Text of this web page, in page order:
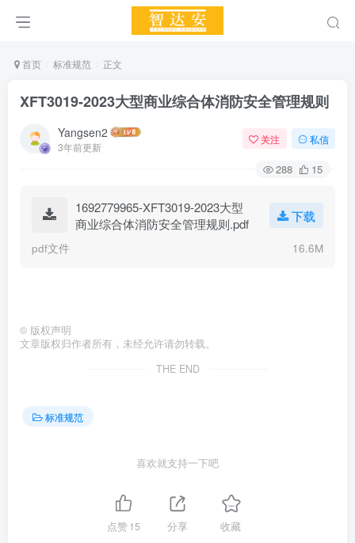
首页 标准规范 正文
XFT3019-2023大型商业综合体消防安全管理规则
Yangsen2
3年前更新
关注 私信
288 15
1692779965-XFT3019-2023大型
商业综合体消防安全管理规则.pdf
下载
pdf文件 16.6M
© 版权声明
文章版权归作者所有，未经允许请勿转载。
THE END
标准规范
喜欢就支持一下吧
点赞15 分享 收藏